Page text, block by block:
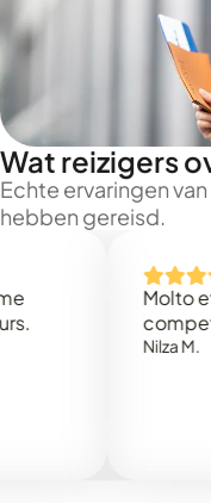
Wat reizigers
Echte ervaringen
hebben gereisd.
Molto
competenza!